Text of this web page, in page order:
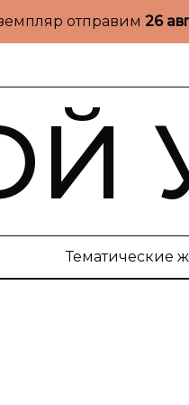
отправим 26
Тематические